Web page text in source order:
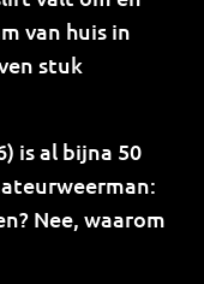
van huis in
stuk
is al bijna 50
Nee, waarom